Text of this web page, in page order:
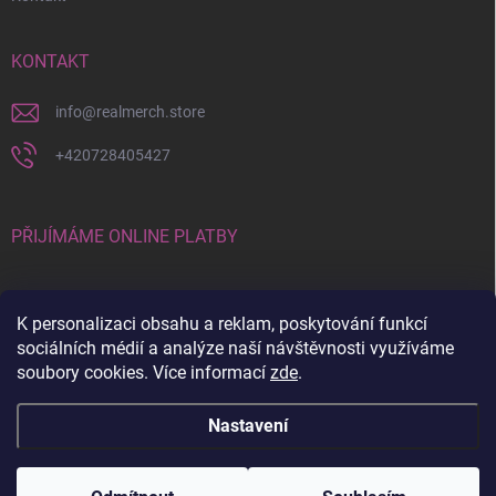
K personalizaci obsahu a reklam, poskytování funkcí
sociálních médií a analýze naší návštěvnosti využíváme
soubory cookies. Více informací zde.
Nastavení
KONTAKT
info@realmerch.store
+420728405427
PŘIJÍMÁME ONLINE PLATBY
Stav objednávky a vrácení zboží
Copyright 2026RealMerch.store. Všechna práva vyhrazena.Upravit